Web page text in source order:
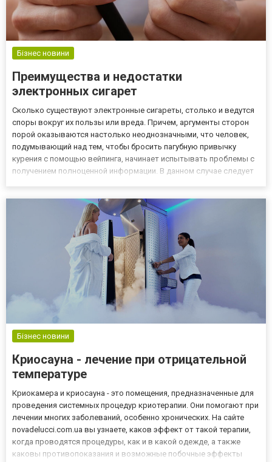
Бізнес новини
Преимущества и недостатки
электронных сигарет
Сколько существуют электронные сигареты, столько и ведутся
споры вокруг их пользы или вреда. Причем, аргументы сторон
порой оказываются настолько неоднозначными, что человек,
подумывающий над тем, чтобы бросить пагубную привычку
курения с помощью вейпинга, начинает испытывать проблемы с
получением полноценной информации. В данном случае следует
Бізнес новини
Криосауна - лечение при отрицательной
температуре
Криокамера и криосауна - это помещения, предназначенные для
проведения системных процедур криотерапии. Они помогают при
лечении многих заболеваний, особенно хронических. На сайте
novadelucci.com.ua вы узнаете, каков эффект от такой терапии,
когда проводятся процедуры, как и в какой одежде, а также
каковы противопоказания и возможные побочные эффекты